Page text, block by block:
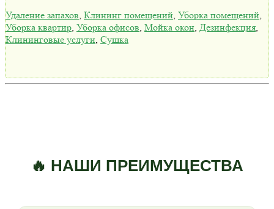
Удаление запахов, Клининг помещений, Уборка помещений,
Уборка квартир, Уборка офисов, Мойка окон, Дезинфекция,
Клининговые услуги, Сушка
🔥 НАШИ ПРЕИМУЩЕСТВА